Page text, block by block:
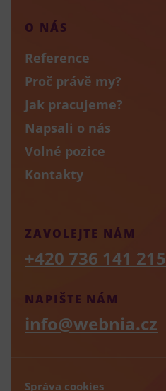
O NÁS
Reference
Proč právě my?
Jak pracujeme?
Napsali o nás
Volné pozice
Kontakty
NAPIŠTE NÁM
info@webnia.cz
ZAVOLEJTE NÁM
+420 736 141 215
Správa cookies